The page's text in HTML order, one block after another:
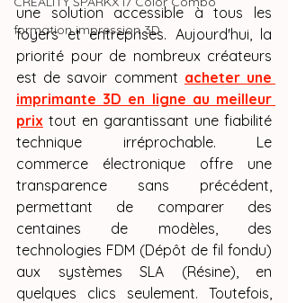
formation impression 3D
une solution accessible à tous les
foyers et entreprises. Aujourd'hui, la
priorité pour de nombreux créateurs
est de savoir comment acheter une
imprimante 3D en ligne au meilleur
prix tout en garantissant une fiabilité
technique irréprochable. Le
commerce électronique offre une
transparence sans précédent,
permettant de comparer des
centaines de modèles, des
technologies FDM (Dépôt de fil fondu)
aux systèmes SLA (Résine), en
quelques clics seulement. Toutefois,